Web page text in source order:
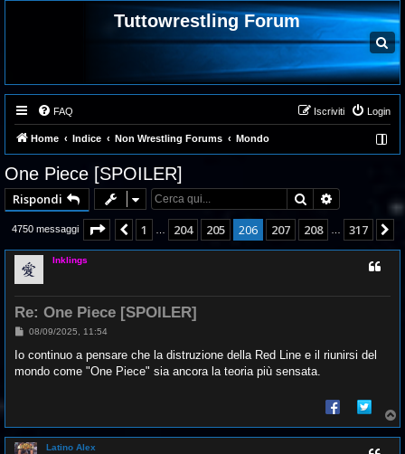
Tuttowrestling Forum
C
e
r
c
a
FAQ Login
Iscriviti
Home Indice Non Wrestling Forums Mondo
One Piece [SPOILER]
Rispondi Cerca
4750 messaggi Pagina 206 di317
Precedente
1 204 205 206 207 208 317
Inklings
Re: One Piece [SPOILER]
M
s
a
08/09/2025, 11:54
Io continuo a pensare che la distruzione della Red Line e il riunirsi del
mondo come "One Piece" sia ancora la teoria più sensata.
o
p
Latino Alex